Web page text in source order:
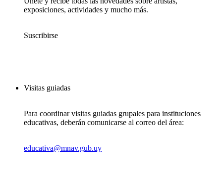
exposiciones, actividades y mucho más.
Suscribirse
Visitas guiadas
Para coordinar visitas guiadas grupales para instituciones
educativas, deberán comunicarse al correo del área:
educativa@mnav.gub.uy